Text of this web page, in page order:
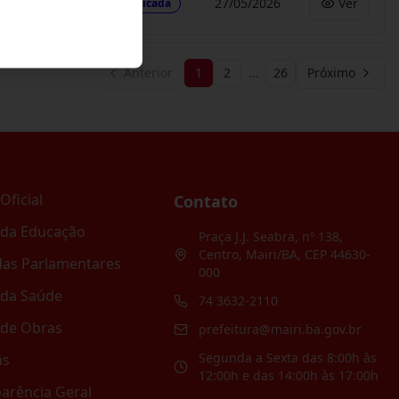
Publicada
Anterior 1 2 … 26 Próximo
Educação
Parlamentares
Saúde
Obras
Geral
Contato
Praça J.J. Seabra, nº 138,
Centro, Mairi/BA, CEP 44630-
000
74 3632-2110
prefeitura@mairi.ba.gov.br
Segunda a Sexta das 8:00h às
12:00h e das 14:00h às 17:00h